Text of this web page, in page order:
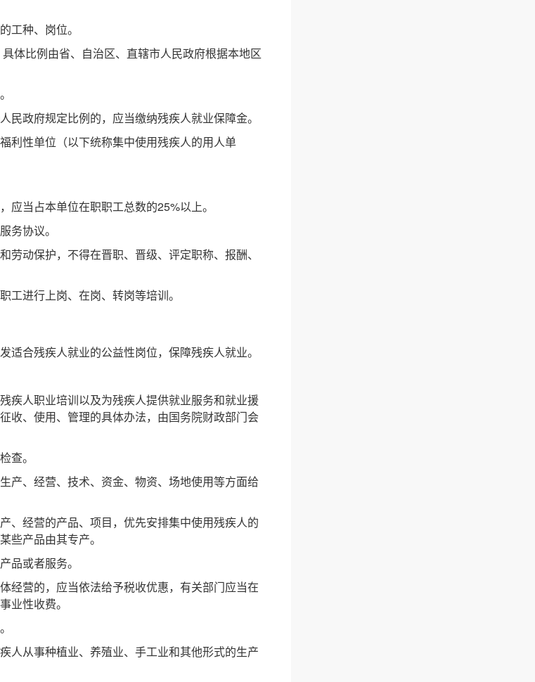
种、岗位。
体比例由省、自治区、直辖市人民政府根据本地区
政府规定比例的，应当缴纳残疾人就业保障金。
性单位（以下统称集中使用残疾人的用人单
当占本单位在职职工总数的25%以上。
务协议。
动保护，不得在晋职、晋级、评定职称、报酬、
进行上岗、在岗、转岗等培训。
合残疾人就业的公益性岗位，保障残疾人就业。
人职业培训以及为残疾人提供就业服务和就业援
收、使用、管理的具体办法，由国务院财政部门会
查。
、经营、技术、资金、物资、场地使用等方面给
经营的产品、项目，优先安排集中使用残疾人的
些产品由其专产。
品或者服务。
营的，应当依法给予税收优惠，有关部门应当在
业性收费。
从事种植业、养殖业、手工业和其他形式的生产